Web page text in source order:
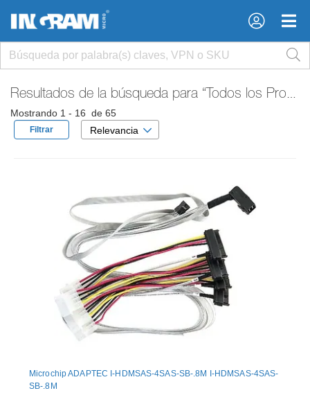
×
×
Resultados de la búsqueda para “Todos los Productos”
Mostrando 1 - 16 de 65
Filtrar Relevancia
Microchip ADAPTEC I-HDMSAS-4SAS-SB-.8M I-HDMSAS-4SAS-
SB-.8M